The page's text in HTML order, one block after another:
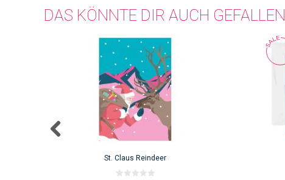
DAS KÖNNTE DIR AUCH GEFALLEN
St. Claus Reindeer